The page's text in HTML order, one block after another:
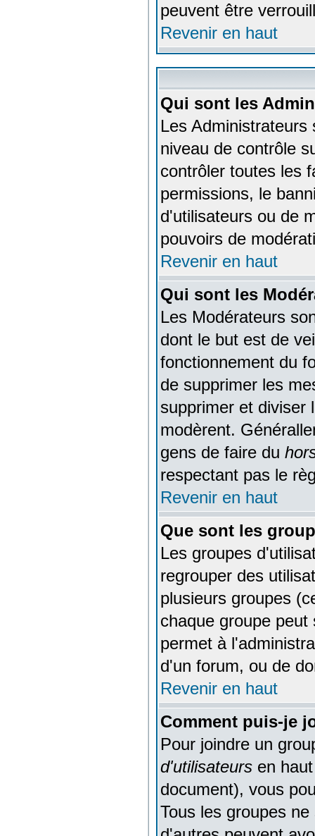
peuvent être
Revenir en haut
Qui sont les
Les
niveau de contrôle
contrôler toutes les
permissions, le
d'utilisateurs ou de
pouvoirs de
Revenir en haut
Qui sont les
Les Modérateurs
dont le but est de
fonctionnement du
de supprimer les
supprimer et diviser
modèrent.
gens de faire du
respectant pas le
Revenir en haut
Que sont les
Les groupes
regrouper des
plusieurs groupes
chaque groupe
permet à
d'un forum, ou de
Revenir en haut
Comment puis-je
Pour joindre un
d'utilisateurs en
document), vous
Tous les groupes